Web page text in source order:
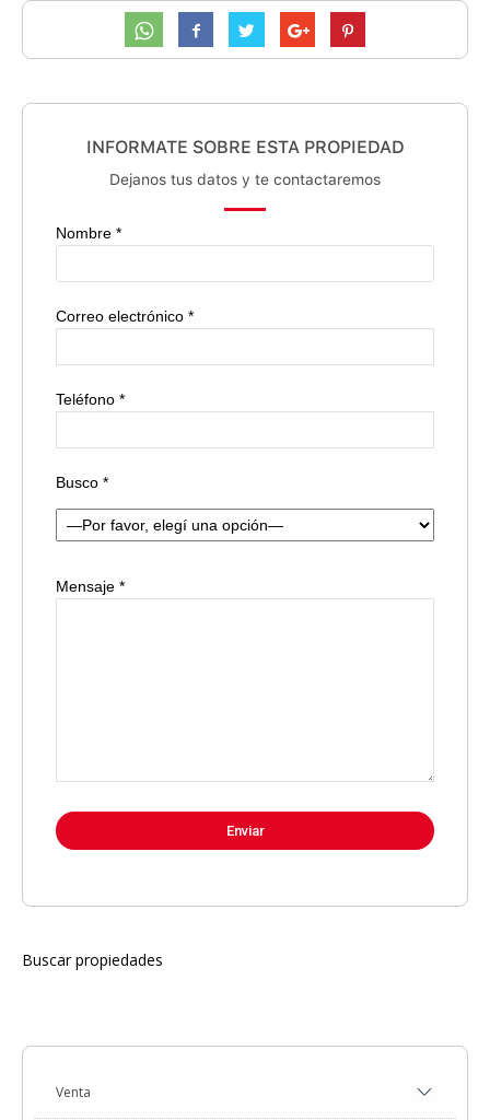
INFORMATE SOBRE ESTA PROPIEDAD
Dejanos tus datos y te contactaremos
Nombre *
Correo electrónico *
Teléfono *
Busco *
Mensaje *
Buscar propiedades